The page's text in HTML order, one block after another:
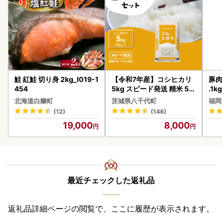
鮭 紅鮭 切り身 2kg_I019-1
454
北海道白糠町
(12)
19,000
【令和7年産】コシヒカリ
5kg スピード発送 精米 5k
g x 1袋 白米 茨城県 八千代
町
茨城県八千代町
(146)
8,000
豚
福
最近チェックした返礼品
返礼品詳細ページの閲覧で、ここに履歴が表示されます。